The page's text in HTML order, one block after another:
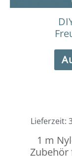
Lieferzeit:
1 m
Zubehör